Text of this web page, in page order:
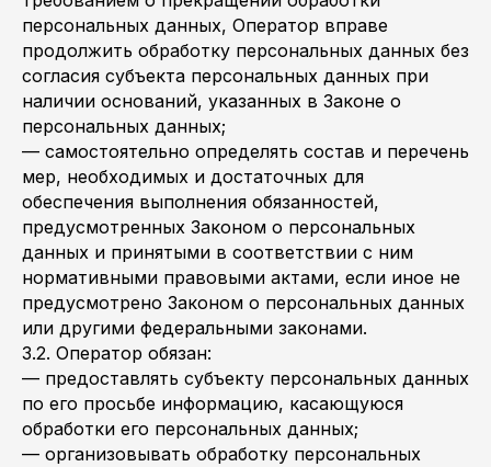
персональных данных, Оператор вправе
продолжить обработку персональных данных без
согласия субъекта персональных данных при
наличии оснований, указанных в Законе о
персональных данных;
— самостоятельно определять состав и перечень
мер, необходимых и достаточных для
обеспечения выполнения обязанностей,
предусмотренных Законом о персональных
данных и принятыми в соответствии с ним
нормативными правовыми актами, если иное не
предусмотрено Законом о персональных данных
или другими федеральными законами.
3.2. Оператор обязан:
— предоставлять субъекту персональных данных
по его просьбе информацию, касающуюся
обработки его персональных данных;
— организовывать обработку персональных